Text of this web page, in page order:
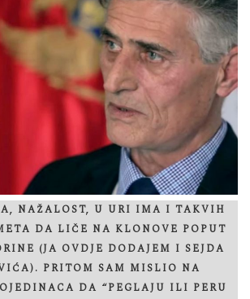
NAŽALOST, U URI IMA I TAKVIH
DA LIČE NA KLONOVE POPUT
(JA OVDJE DODAJEM I SEJDA
PRITOM SAM MISLIO NA
DA “PEGLAJU ILI PERU